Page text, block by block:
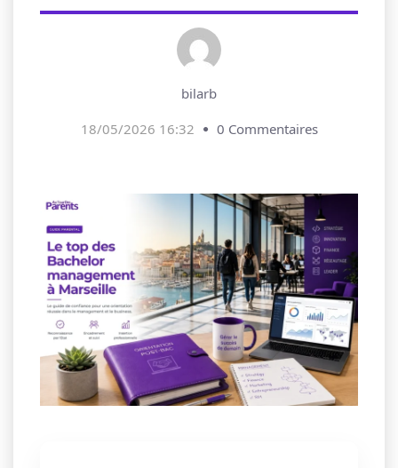
bilarb
18/05/2026 16:32
0 Commentaires